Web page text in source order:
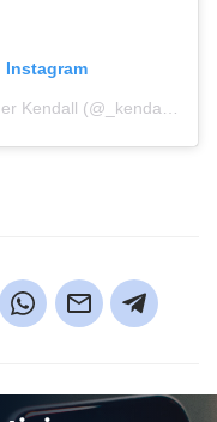
Instagram